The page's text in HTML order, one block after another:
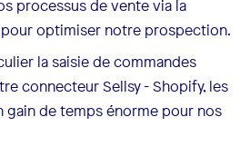
processus de vente via la
optimiser notre prospection.
la saisie de commandes
connecteur Sellsy - Shopify, les
gain de temps énorme pour nos